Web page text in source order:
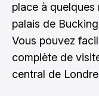
place à
palais de
Vous pouvez
complète de
central de